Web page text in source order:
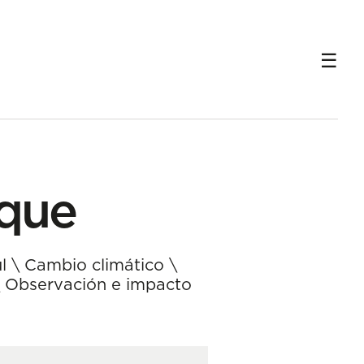
\ Cambio climático \
Observación e impacto